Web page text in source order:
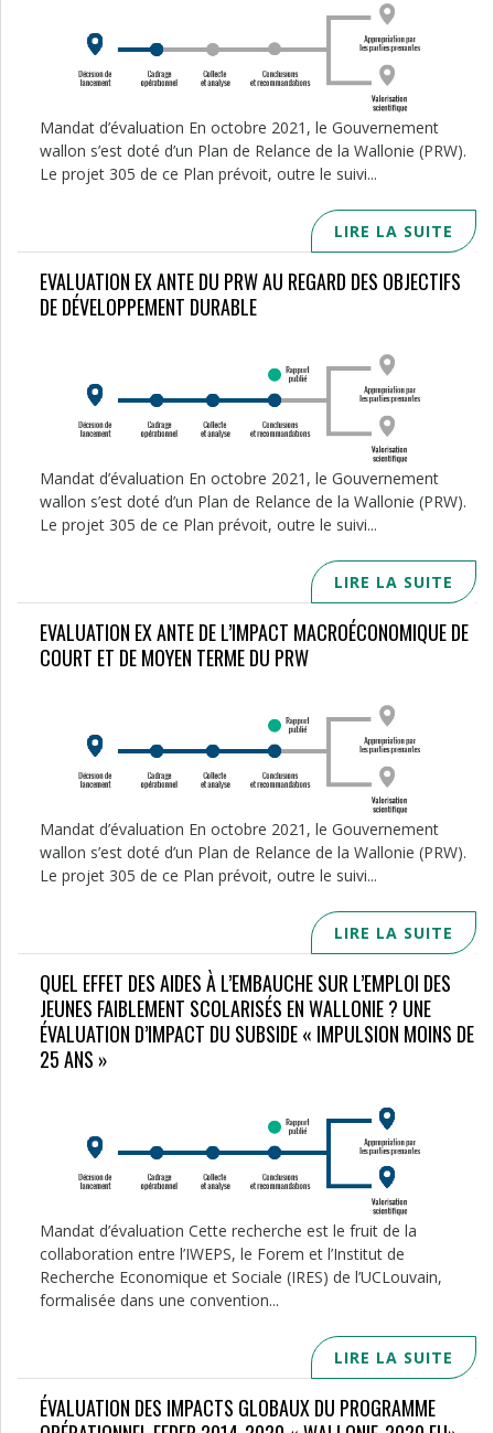
Mandat d’évaluation En octobre 2021, le Gouvernement
wallon s’est doté d’un Plan de Relance de la Wallonie (PRW).
Le projet 305 de ce Plan prévoit, outre le suivi...
LIRE LA SUITE
EVALUATION EX ANTE DU PRW AU REGARD DES OBJECTIFS
DE DÉVELOPPEMENT DURABLE
Mandat d’évaluation En octobre 2021, le Gouvernement
wallon s’est doté d’un Plan de Relance de la Wallonie (PRW).
Le projet 305 de ce Plan prévoit, outre le suivi...
LIRE LA SUITE
EVALUATION EX ANTE DE L’IMPACT MACROÉCONOMIQUE DE
COURT ET DE MOYEN TERME DU PRW
Mandat d’évaluation En octobre 2021, le Gouvernement
wallon s’est doté d’un Plan de Relance de la Wallonie (PRW).
Le projet 305 de ce Plan prévoit, outre le suivi...
LIRE LA SUITE
QUEL EFFET DES AIDES À L’EMBAUCHE SUR L’EMPLOI DES
JEUNES FAIBLEMENT SCOLARISÉS EN WALLONIE ? UNE
ÉVALUATION D’IMPACT DU SUBSIDE « IMPULSION MOINS DE
25 ANS »
Mandat d’évaluation Cette recherche est le fruit de la
collaboration entre l’IWEPS, le Forem et l’Institut de
Recherche Economique et Sociale (IRES) de l’UCLouvain,
formalisée dans une convention...
LIRE LA SUITE
ÉVALUATION DES IMPACTS GLOBAUX DU PROGRAMME